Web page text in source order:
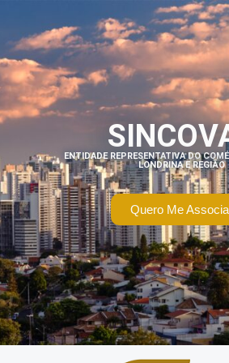
ENTIDADE REPRESENTATIVA DO
LONDRINA E REGIÃO
Quero Me